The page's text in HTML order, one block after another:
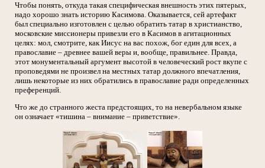
Чтобы понять, откуда такая специфическая внешность этих пятерых,
надо хорошо знать историю Касимова. Оказывается, сей артефакт
был специально изготовлен с целью обратить татар в христианство,
московские миссионеры привезли его в Касимов в агитационных
целях: мол, смотрите, как Иисус на вас похож, бог един для всех, а
православие – древнее вашей веры и, вообще, правильнее. Правда,
этот монументальный аргумент высотой в человеческий рост вкупе с
проповедями не произвел на местных татар должного впечатления,
лишь некоторые из них обратились в православие ради определенных
преференций.
Что же до странного жеста предстоящих, то на невербальном языке
он означает «тишина – внимание – приветствие».